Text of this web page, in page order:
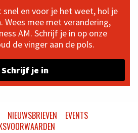
snel en voor je het weet, hol je
Wees mee met verandering,
AM. Schrijf je in op onze
de vinger aan de pols.
Schrijf je in
NIEUWSBRIEVEN
EVENTS